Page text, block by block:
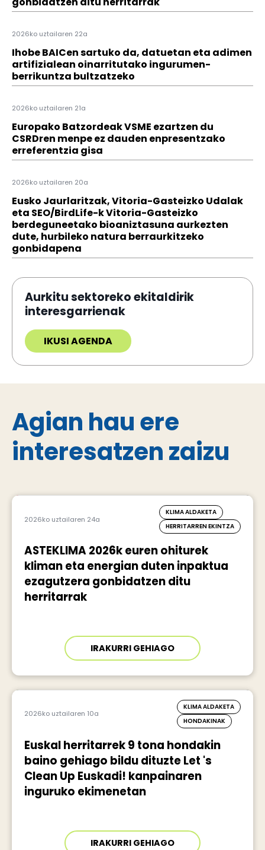
2026ko uztailaren 22a
Ihobe BAICen sartuko da, datuetan eta adimen
artifizialean oinarritutako ingurumen-
berrikuntza bultzatzeko
2026ko uztailaren 21a
Europako Batzordeak VSME ezartzen du
CSRDren menpe ez dauden enpresentzako
erreferentzia gisa
2026ko uztailaren 20a
Eusko Jaurlaritzak, Vitoria-Gasteizko Udalak
eta SEO/BirdLife-k Vitoria-Gasteizko
berdeguneetako bioaniztasuna aurkezten
dute, hurbileko natura berraurkitzeko
gonbidapena
Aurkitu sektoreko ekitaldirik
interesgarrienak
IKUSI AGENDA
Agian hau ere
interesatzen zaizu
2026ko uztailaren 24a
KLIMA ALDAKETA
HERRITARREN EKINTZA
ASTEKLIMA 2026k euren ohiturek
kliman eta energian duten inpaktua
ezagutzera gonbidatzen ditu
herritarrak
IRAKURRI GEHIAGO
2026ko uztailaren 10a
KLIMA ALDAKETA
HONDAKINAK
Euskal herritarrek 9 tona hondakin
baino gehiago bildu dituzte Let 's
Clean Up Euskadi! kanpainaren
inguruko ekimenetan
IRAKURRI GEHIAGO